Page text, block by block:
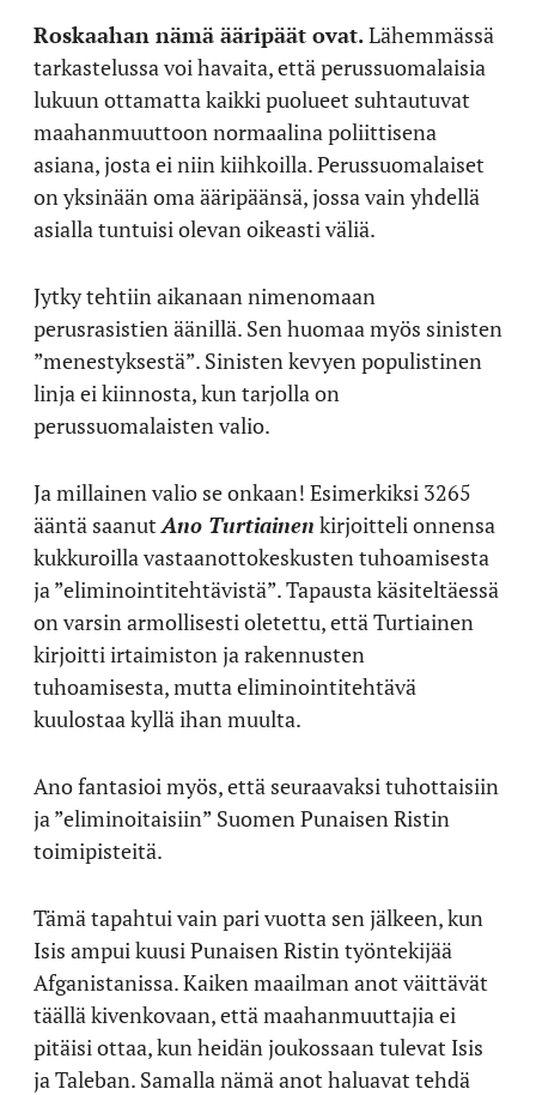
Roskaahan nämä ääripäät ovat.Lähemmässä
tarkastelussa voi havaita, että perussuomalaisia
lukuun ottamatta kaikki puolueet suhtautuvat
maahanmuuttoon normaalina poliittisena
asiana, josta ei niin kiihkoilla. Perussuomalaiset
on yksinään oma ääripäänsä, jossa vain yhdellä
asialla tuntuisi olevan oikeasti väliä.
Jytky tehtiin aikanaan nimenomaan
perusrasistien äänillä. Sen huomaa myös sinisten
”menestyksestä”. Sinisten kevyen populistinen
linja ei kiinnosta, kun tarjolla on
perussuomalaisten valio.
Ja millainen valio se onkaan! Esimerkiksi 3265
ääntä saanutAno Turtiainen kirjoitteli onnensa
kukkuroilla vastaanottokeskusten tuhoamisesta
ja ”eliminointitehtävistä”. Tapausta käsiteltäessä
on varsin armollisesti oletettu, että Turtiainen
kirjoitti irtaimiston ja rakennusten
tuhoamisesta, mutta eliminointitehtävä
kuulostaa kyllä ihan muulta.
Ano fantasioi myös, että seuraavaksi tuhottaisiin
ja ”eliminoitaisiin” Suomen Punaisen Ristin
toimipisteitä.
Tämä tapahtui vain pari vuotta sen jälkeen, kun
Isis ampui kuusi Punaisen Ristin työntekijää
Afganistanissa. Kaiken maailman anot väittävät
täällä kivenkovaan, että maahanmuuttajia ei
pitäisi ottaa, kun heidän joukossaan tulevat Isis
ja Taleban. Samalla nämä anot haluavat tehdä